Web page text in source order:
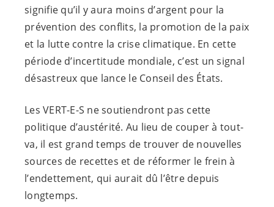
signifie qu’il y aura moins d’argent pour la
prévention des conflits, la promotion de la paix
et la lutte contre la crise climatique. En cette
période d’incertitude mondiale, c’est un signal
désastreux que lance le Conseil des États.
Les VERT-E-S ne soutiendront pas cette
politique d’austérité. Au lieu de couper à tout-
va, il est grand temps de trouver de nouvelles
sources de recettes et de réformer le frein à
l’endettement, qui aurait dû l’être depuis
longtemps.